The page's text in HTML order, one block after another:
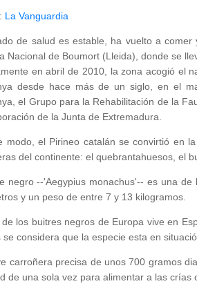
La Vanguardia
de salud es estable, ha vuelto a
Nacional de Boumort (Lleida), donde se
en abril de 2010, la zona acogió el
desde hace más de un siglo, en el
el Grupo para la Rehabilitación de la
de la Junta de Extremadura.
modo, el Pirineo catalán se convirtió en
del continente: el quebrantahuesos, el
negro --'Aegypius monachus'-- es una
y un peso de entre 7 y 13 kilogramos.
de los buitres negros de Europa vive en
se considera que la especie esta en
carroñera precisa de unos 700 gramos
de una sola vez para alimentar a las